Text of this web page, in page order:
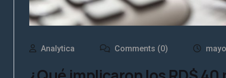
Analytica Comments (0)